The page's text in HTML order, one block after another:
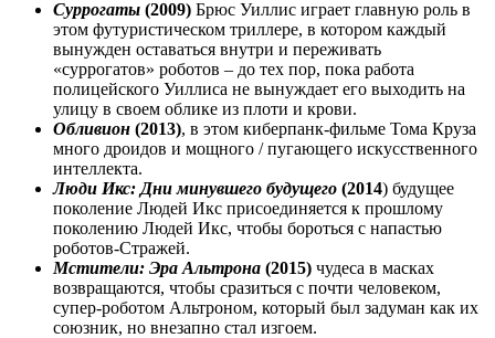
Суррогаты (2009) Брюс Уиллис играет главную роль в
этом футуристическом триллере, в котором каждый
вынужден оставаться внутри и переживать
«суррогатов» роботов – до тех пор, пока работа
полицейского Уиллиса не вынуждает его выходить на
улицу в своем облике из плоти и крови.
Обливион (2013), в этом киберпанк-фильме Тома Круза
много дроидов и мощного / пугающего искусственного
интеллекта.
Люди Икс: Дни минувшего будущего (2014) будущее
поколение Людей Икс присоединяется к прошлому
поколению Людей Икс, чтобы бороться с напастью
роботов-Стражей.
Мстители: Эра Альтрона (2015) чудеса в масках
возвращаются, чтобы сразиться с почти человеком,
супер-роботом Альтроном, который был задуман как их
союзник, но внезапно стал изгоем.